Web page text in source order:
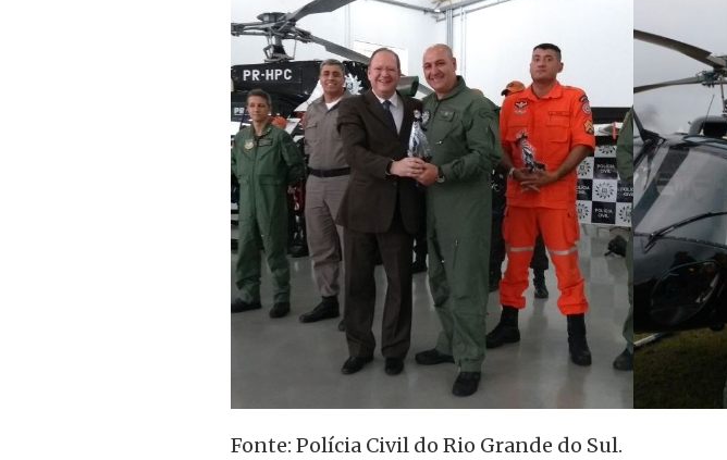
Fonte: Polícia Civil do Rio Grande do Sul.